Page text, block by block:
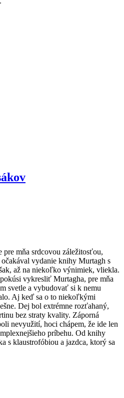
pre mňa srdcovou záležitosťou,
vydanie knihy Murtagh s
až na niekoľko výnimiek, vliekla.
vykresliť Murtagha, pre mňa
svetle a vybudovať si k nemu
Aj keď sa o to niekoľkými
Dej bol extrémne rozťahaný,
bez straty kvality. Záporná
nevyužití, hoci chápem, že ide len
príbehu. Od knihy
s klaustrofóbiou a jazdca, ktorý sa